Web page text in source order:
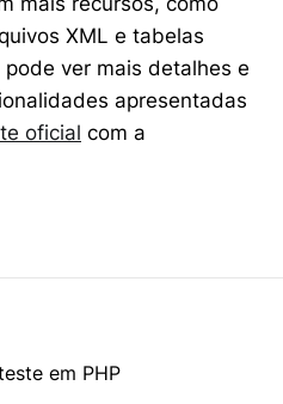
XML e tabelas
ver mais detalhes e
apresentadas
oficial com a
em PHP